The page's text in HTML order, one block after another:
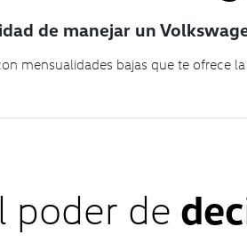
de manejar un
mensualidades bajas que te ofrece
poder de